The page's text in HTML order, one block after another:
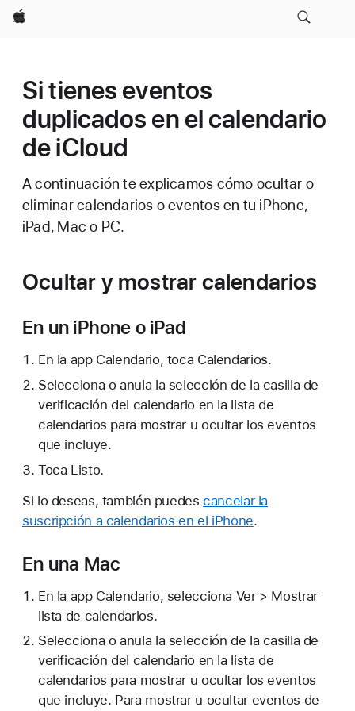
Apple
Si tienes eventos
duplicados en el calendario
de iCloud
A continuación te explicamos cómo ocultar o
eliminar calendarios o eventos en tu iPhone,
iPad, Mac o PC.
Ocultar y mostrar calendarios
En un iPhone o iPad
En la app Calendario, toca Calendarios.
Selecciona o anula la selección de la casilla de
verificación del calendario en la lista de
calendarios para mostrar u ocultar los eventos
que incluye.
Toca Listo.
Si lo deseas, también puedescancelar la
suscripción a calendarios en el iPhone.
En una Mac
En la app Calendario, selecciona Ver > Mostrar
lista de calendarios.
Selecciona o anula la selección de la casilla de
verificación del calendario en la lista de
calendarios para mostrar u ocultar los eventos
que incluye. Para mostrar u ocultar eventos de